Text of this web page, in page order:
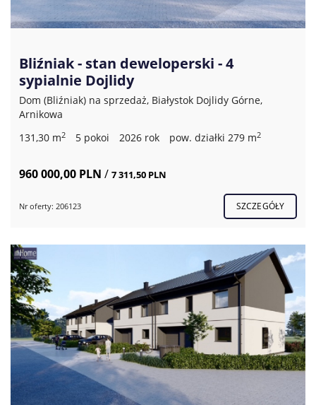
Bliźniak - stan deweloperski - 4
sypialnie Dojlidy
Dom (Bliźniak) na sprzedaż, Białystok Dojlidy Górne,
Arnikowa
131,30 m2 5 pokoi 2026 rok pow. działki 279 m2
960 000,00 PLN / 7 311,50 PLN
Nr oferty: 206123 SZCZEGÓŁY